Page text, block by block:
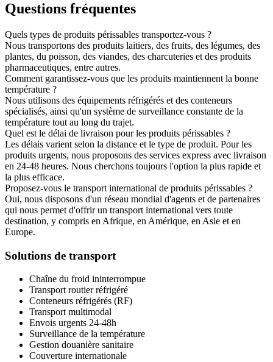
Questions fréquentes
Quels types de produits périssables transportez-vous ?
Nous transportons des produits laitiers, des fruits, des légumes, des
plantes, du poisson, des viandes, des charcuteries et des produits
pharmaceutiques, entre autres.
Comment garantissez-vous que les produits maintiennent la bonne
température ?
Nous utilisons des équipements réfrigérés et des conteneurs
spécialisés, ainsi qu'un système de surveillance constante de la
température tout au long du trajet.
Quel est le délai de livraison pour les produits périssables ?
Les délais varient selon la distance et le type de produit. Pour les
produits urgents, nous proposons des services express avec livraison
en 24-48 heures. Nous cherchons toujours l'option la plus rapide et
la plus efficace.
Proposez-vous le transport international de produits périssables ?
Oui, nous disposons d'un réseau mondial d'agents et de partenaires
qui nous permet d'offrir un transport international vers toute
destination, y compris en Afrique, en Amérique, en Asie et en
Europe.
Solutions de transport
Chaîne du froid ininterrompue
Transport routier réfrigéré
Conteneurs réfrigérés (RF)
Transport multimodal
Envois urgents 24-48h
Surveillance de la température
Gestion douanière sanitaire
Couverture internationale